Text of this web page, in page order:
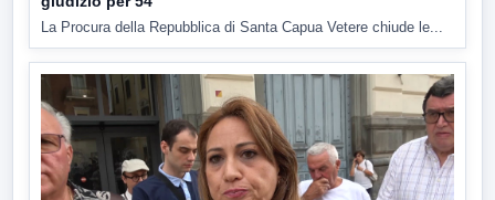
La Procura della Repubblica di Santa Capua Vetere chiude le...